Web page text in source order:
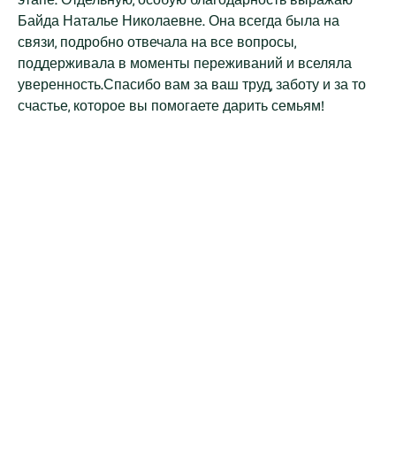
Байда Наталье Николаевне. Она всегда была на
связи, подробно отвечала на все вопросы,
поддерживала в моменты переживаний и вселяла
уверенность.Спасибо вам за ваш труд, заботу и за то
счастье, которое вы помогаете дарить семьям!